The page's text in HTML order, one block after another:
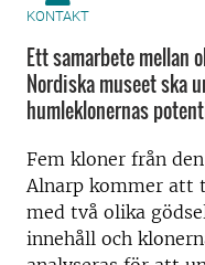
KONTAKT
Ett samarbete mellan
Nordiska museet ska
humleklonernas
Fem kloner från
Alnarp kommer att
med två olika
innehåll och